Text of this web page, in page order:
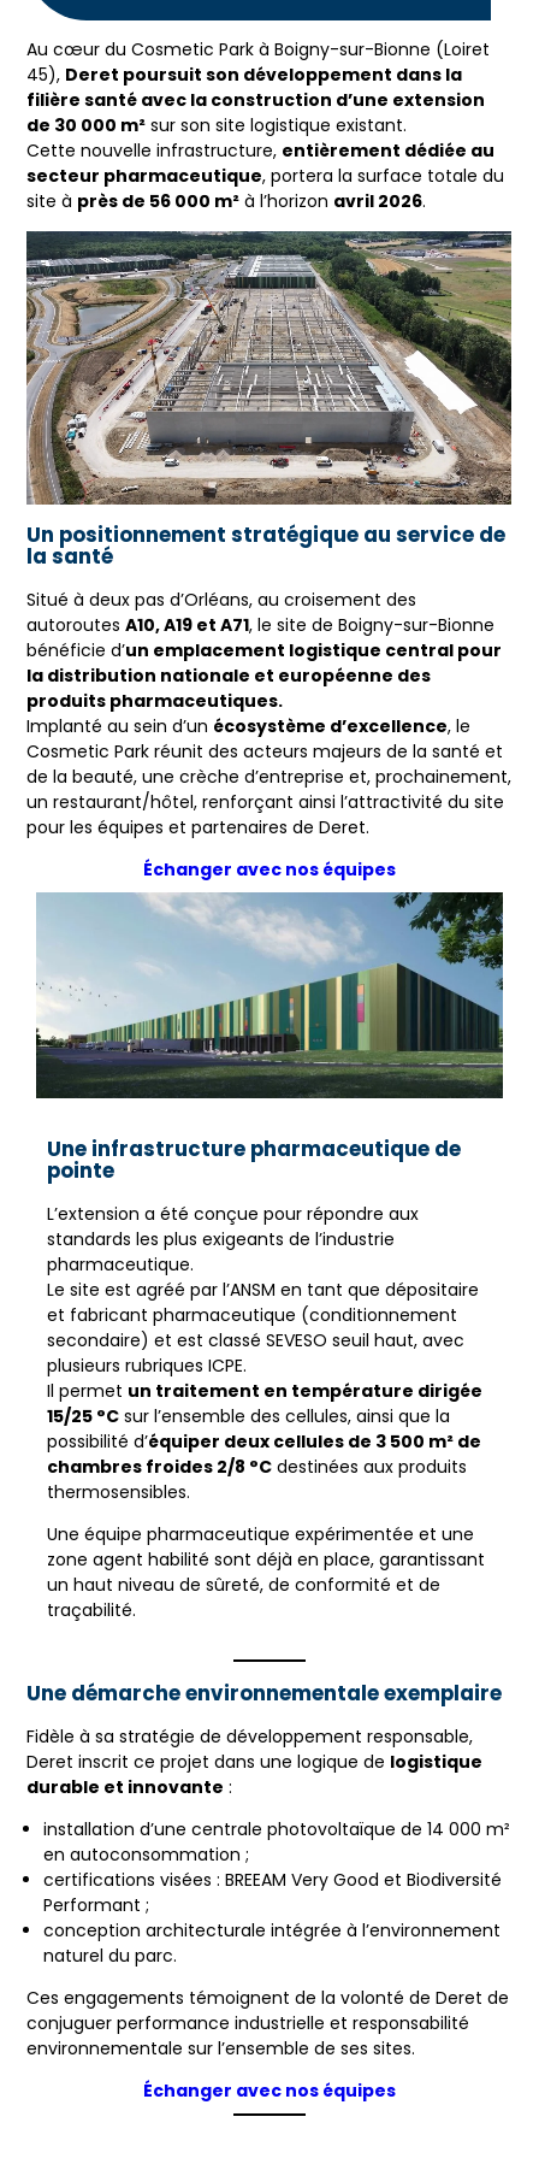
Au cœur du Cosmetic Park à Boigny-sur-Bionne (Loiret
45), Deret poursuit son développement dans la
filière santé avec la construction d’une extension
de 30 000 m² sur son site logistique existant.
Cette nouvelle infrastructure, entièrement dédiée au
secteur pharmaceutique, portera la surface totale du
site à près de 56 000 m² à l’horizon avril 2026.
Un positionnement stratégique au service de
la santé
Situé à deux pas d’Orléans, au croisement des
autoroutesA10, A19 et A71, le site de Boigny-sur-Bionne
bénéficie d’un emplacement logistique central pour
la distribution nationale et européenne des
produits pharmaceutiques.
Implanté au sein d’un écosystème d’excellence, le
Cosmetic Park réunit des acteurs majeurs de la santé et
de la beauté, une crèche d’entreprise et, prochainement,
un restaurant/hôtel, renforçant ainsi l’attractivité du site
pour les équipes et partenaires de Deret.
Échanger avec nos équipes
Une infrastructure pharmaceutique de
pointe
L’extension a été conçue pour répondre aux
standards les plus exigeants de l’industrie
pharmaceutique.
Le site est agréé par l’ANSM en tant que dépositaire
et fabricant pharmaceutique (conditionnement
secondaire) et est classé SEVESO seuil haut, avec
plusieurs rubriques ICPE.
Il permet un traitement en température dirigée
15/25 °Csur l’ensemble des cellules, ainsi que la
possibilité d’équiper deux cellules de 3 500 m² de
chambres froides 2/8 °Cdestinées aux produits
thermosensibles.
Une équipe pharmaceutique expérimentée et une
zone agent habilité sont déjà en place, garantissant
un haut niveau de sûreté, de conformité et de
traçabilité.
Une démarche environnementale exemplaire
Fidèle à sa stratégie de développement responsable,
Deret inscrit ce projet dans une logique de logistique
durable et innovante :
installation d’une centrale photovoltaïque de 14 000 m²
en autoconsommation ;
certifications visées : BREEAM Very Good et Biodiversité
Performant ;
conception architecturale intégrée à l’environnement
naturel du parc.
Ces engagements témoignent de la volonté de Deret de
conjuguer performance industrielle et responsabilité
environnementale sur l’ensemble de ses sites.
Échanger avec nos équipes